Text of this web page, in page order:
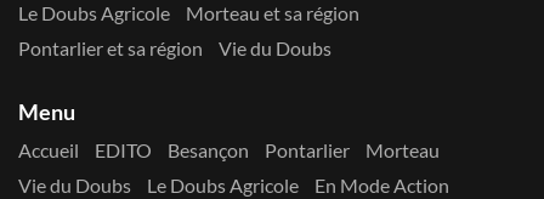
Le Doubs Agricole
Morteau et sa région
Pontarlier et sa région
Vie du Doubs
Menu
Accueil EDITO Besançon Pontarlier
Morteau
Vie du Doubs
Le Doubs Agricole
En Mode Action